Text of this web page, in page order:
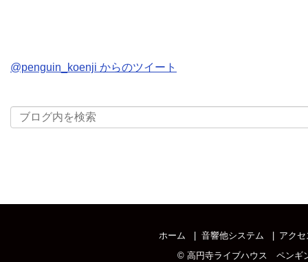
@penguin_koenji からのツイート
ホーム 音響他システム
アクセ
© 高円寺ライブハウス ペンギ